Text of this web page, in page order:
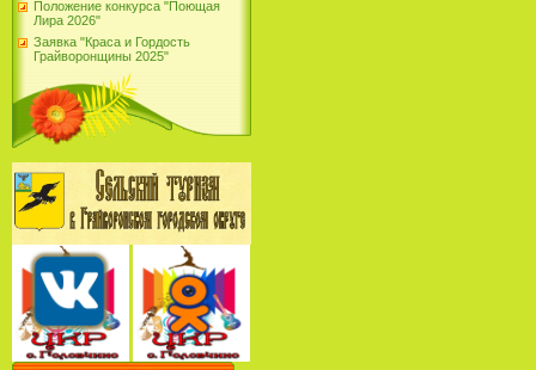
Положение конкурса "Поющая
Лира 2026"
Заявка "Краса и Гордость
Грайворонщины 2025"